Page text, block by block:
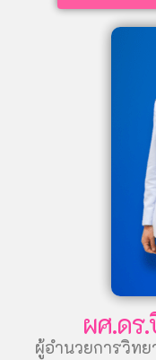
ผศ.ดร
ผู้อำนวยการวิท